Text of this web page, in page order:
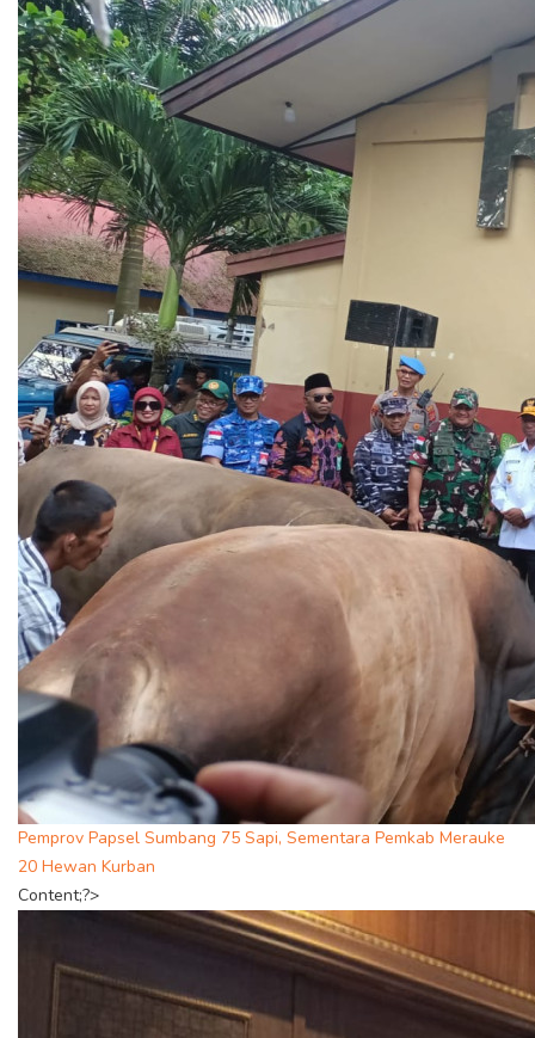
Pemprov Papsel Sumbang 75 Sapi, Sementara Pemkab Merauke
20 Hewan Kurban
Content;?>